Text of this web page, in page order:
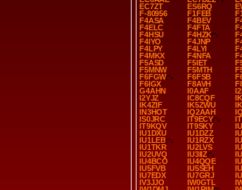
EC7ZT
ES6RQ
F-80956
F1FEB
F4ASA
F4BEV
F4ELC
F4FTA
F4HSU
F4HZK
F4IYO
F4JNP
F4LPY
F4LYI
F4MKX
F4NFA
F5ASD
F5IET
F5MNW
F5MTH
F6FGW
F6FSB
F6IGX
F8AVH
G4AHN
I0AAF
I2YJZ
IC8CQF
IK4ZIF
IK5ZWU
IN3HOT
IQ2AAH
IS0JRC
IT9ECY
IT9KQV
IT9SKY
IU1DXU
IU1DZZ
IU1LEB
IU1RZX
IU1TKR
IU2LVS
IU2UVQ
IU3IIZ
IU4BCO
IU4QQE
IU5FVB
IU5SEH
IU7EDX
IU7GRJ
IV3JJO
IW0GTL